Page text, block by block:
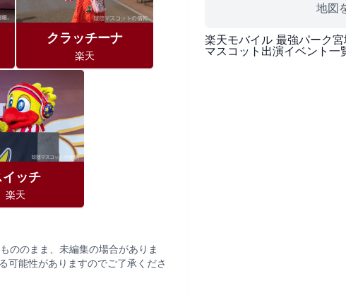
クラッチーナ
楽天
イッチ
楽天
ののまま、未編集の場合がありま
可能性がありますのでご了承くださ
地図
楽天モバイル 最強パーク
マスコット出演イベント一